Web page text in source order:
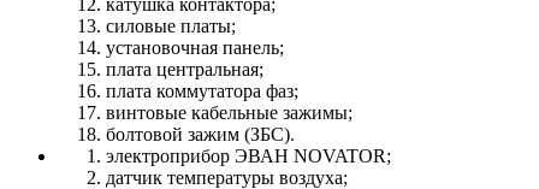
силовые платы;
установочная панель;
плата центральная;
плата коммутатора фаз;
винтовые кабельные зажимы;
болтовой зажим (ЗБС).
электроприбор ЭВАН NOVATOR;
датчик температуры воздуха;